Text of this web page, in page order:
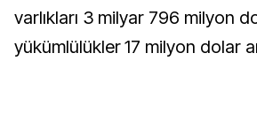
varlıkları 3 milyar 796 milyon
yükümlülükler 17 milyon dolar